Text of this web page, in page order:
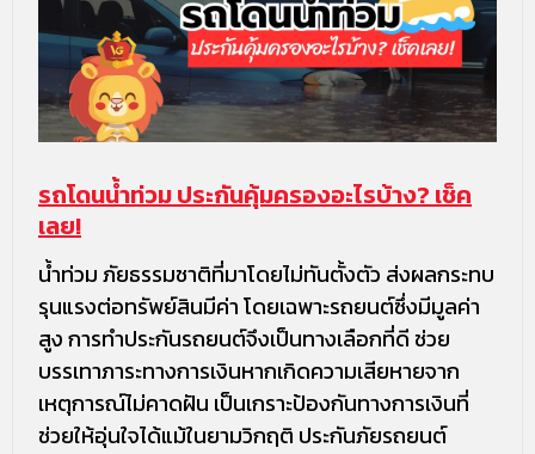
รถโดนน้ำท่วม ประกันคุ้มครองอะไรบ้าง? เช็ค
เลย!
น้ำท่วม ภัยธรรมชาติที่มาโดยไม่ทันตั้งตัว ส่งผลกระทบ
รุนแรงต่อทรัพย์สินมีค่า โดยเฉพาะรถยนต์ซึ่งมีมูลค่า
สูง การทำประกันรถยนต์จึงเป็นทางเลือกที่ดี ช่วย
บรรเทาภาระทางการเงินหากเกิดความเสียหายจาก
เหตุการณ์ไม่คาดฝัน เป็นเกราะป้องกันทางการเงินที่
ช่วยให้อุ่นใจได้แม้ในยามวิกฤติ ประกันภัยรถยนต์